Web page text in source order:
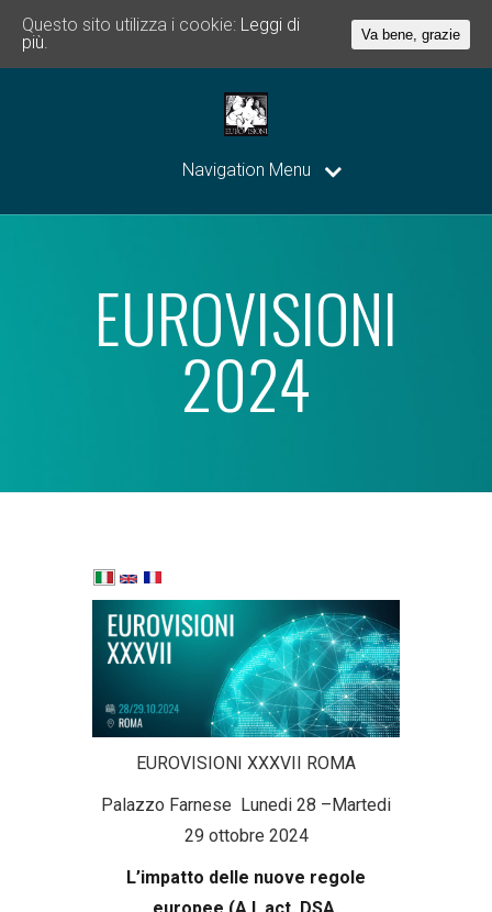
Navigation Menu
EUROVISIONI
2024
EUROVISIONI XXXVII ROMA
Palazzo Farnese Lunedi 28 –Martedi
29 ottobre 2024
L’impatto delle nuove regole
Questo sito utilizza i cookie: Leggi di
più.
Va bene, grazie